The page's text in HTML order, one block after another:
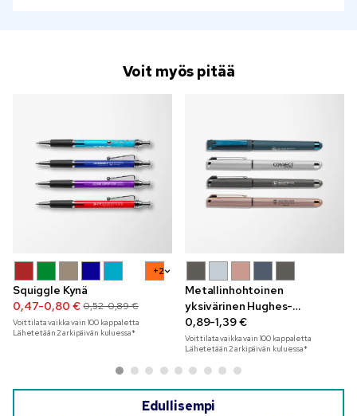
Voit myös pitää
+2
Squiggle Kynä
0,47-0,80 € 0,52-0,89 €
Voit tilata vaikka vain 100 kappaletta
Lähetetään 2 arkipäivän kuluessa*
Metallinhohtoinen
yksivärinen Hughes-
geelikynä
0,89-1,39 €
Voit tilata vaikka vain 100 kappaletta
Lähetetään 2 arkipäivän kuluessa*
Edullisempi